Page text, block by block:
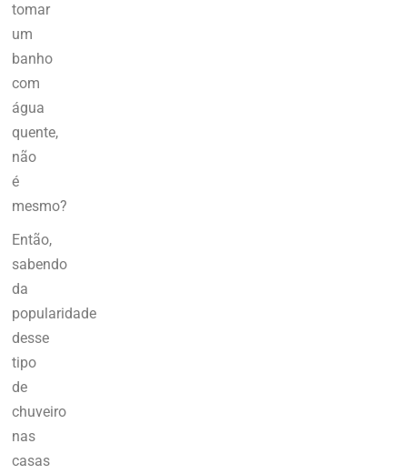
tomar
um
banho
com
água
quente,
não
é
mesmo?
Então,
sabendo
da
popularidade
desse
tipo
de
chuveiro
nas
casas